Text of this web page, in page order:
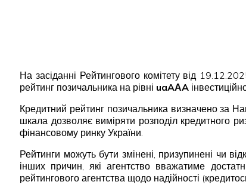
На засіданні Рейтингового комітету від
рейтинг позичальника на рівні uaAАA
Кредитний рейтинг позичальника визначено за
шкала дозволяє виміряти розподіл кредитного
фінансовому ринку України.
Рейтинги можуть бути змінені, призупинені чи
інших причин, які агентство вважатиме
рейтингового агентства щодо надійності